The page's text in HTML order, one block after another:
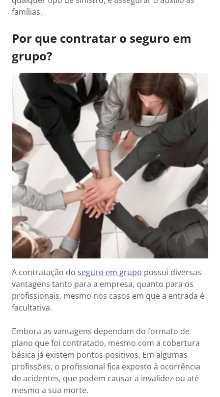
famílias.
Por que contratar o seguro em
grupo?
A contratação do seguro em grupo possui diversas
vantagens tanto para a empresa, quanto para os
profissionais, mesmo nos casos em que a entrada é
facultativa.
Embora as vantagens dependam do formato de
plano que foi contratado, mesmo com a cobertura
básica já existem pontos positivos. Em algumas
profissões, o profissional fica exposto à ocorrência
de acidentes, que podem causar a invalidez ou até
mesmo a sua morte.